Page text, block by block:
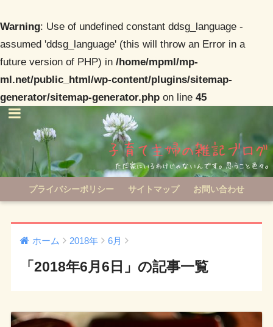
Warning: Use of undefined constant ddsg_language -
assumed 'ddsg_language' (this will throw an Error in a
future version of PHP) in /home/mpml/mp-
ml.net/public_html/wp-content/plugins/sitemap-
generator/sitemap-generator.php on line 45
プライバシーポリシー サイトマップ お問い合わせ
ホーム 2018年 6月
「2018年6月6日」の記事一覧